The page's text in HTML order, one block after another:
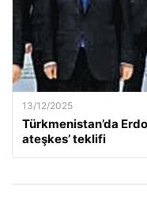
13/12/2025
Türkmenistan’da
ateşkes’ teklifi